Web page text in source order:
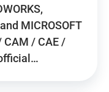
MICROSOFT
/ CAE /